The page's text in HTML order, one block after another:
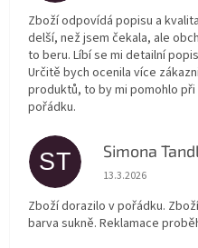
Zboží odpovídá popisu a
delší, než jsem čekala, ale
to beru. Líbí se mi detailní
Určitě bych ocenila více
produktů, to by mi pomohlo
pořádku.
ST Simona
Hodnocení
13.3.2026
Zboží dorazilo v pořádku.
barva sukně. Reklamace